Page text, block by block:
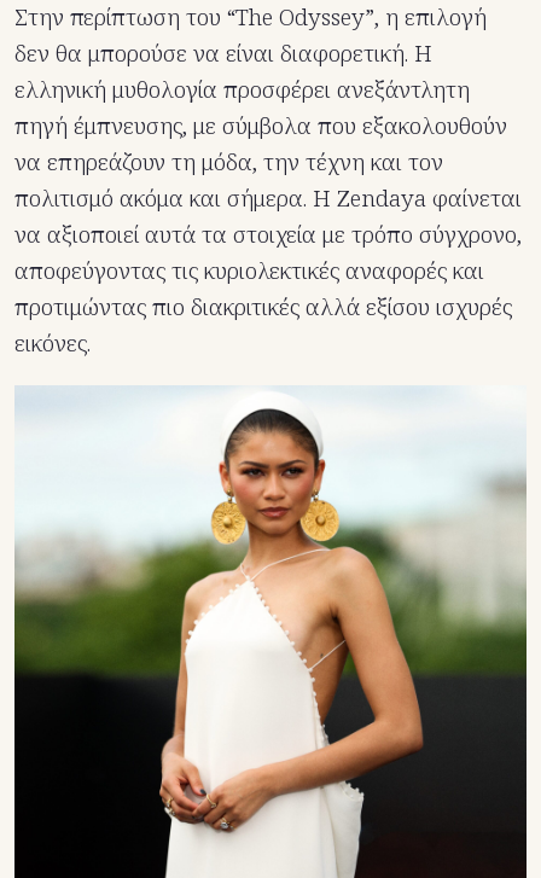
Στην περίπτωση του “The Odyssey”, η επιλογή
δεν θα μπορούσε να είναι διαφορετική. Η
ελληνική μυθολογία προσφέρει ανεξάντλητη
πηγή έμπνευσης, με σύμβολα που εξακολουθούν
να επηρεάζουν τη μόδα, την τέχνη και τον
πολιτισμό ακόμα και σήμερα. Η Zendaya φαίνεται
να αξιοποιεί αυτά τα στοιχεία με τρόπο σύγχρονο,
αποφεύγοντας τις κυριολεκτικές αναφορές και
προτιμώντας πιο διακριτικές αλλά εξίσου ισχυρές
εικόνες.